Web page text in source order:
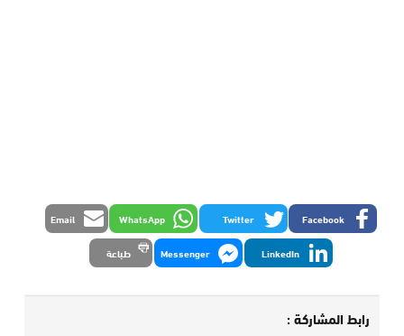
Facebook
Twitter
WhatsApp
Email
LinkedIn
Messenger طباعة
رابط المشاركة :